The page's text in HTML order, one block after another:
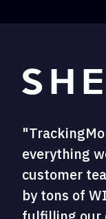
everything
customer
by tons of